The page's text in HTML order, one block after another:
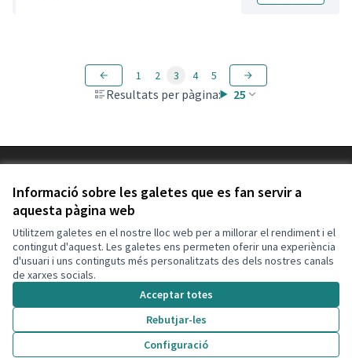
Informació sobre les galetes que es fan servir a
aquesta pàgina web
Utilitzem galetes en el nostre lloc web per a millorar el rendiment i el
contingut d'aquest. Les galetes ens permeten oferir una experiència
d'usuari i uns continguts més personalitzats des dels nostres canals
de xarxes socials.
Acceptar totes
Rebutjar-les
Configuració
Resultats per pàgina: 25
1 2 3 4 5
Configuració de les galetes
Decidim Calafell a X
(Enllaç extern)
Decidim Calafell a Facebook
(Enllaç extern)
Decidim Calafell a YouTube
(Enllaç extern)
Decidim Calafell a GitHub
(Enllaç extern)
(Enllaç extern)programari lliure
(Enllaç extern)
.